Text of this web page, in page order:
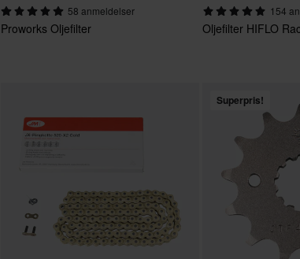
58 anmeldelser
Proworks Oljefilter
154
Oljefilter HIFLO
Superpris!